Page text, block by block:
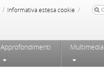
/ Informativa estesa cookie /
Approfondimenti Multimedia